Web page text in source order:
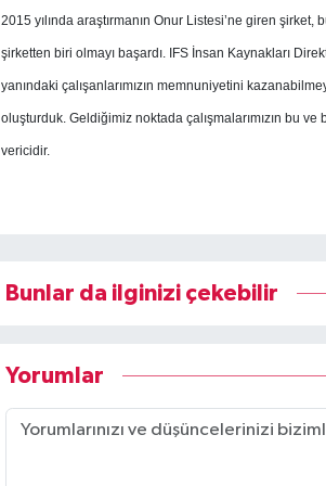
2015 yılında araştırmanın Onur Listesi’ne giren
şirketten biri olmayı başardı. IFS İnsan Kaynakları
yanındaki çalışanlarımızın memnuniyetini
oluşturduk. Geldiğimiz noktada çalışmalarımızın bu
vericidir.
Bunlar da ilginizi çekebilir
Yorumlar